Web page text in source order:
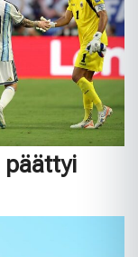
päättyi